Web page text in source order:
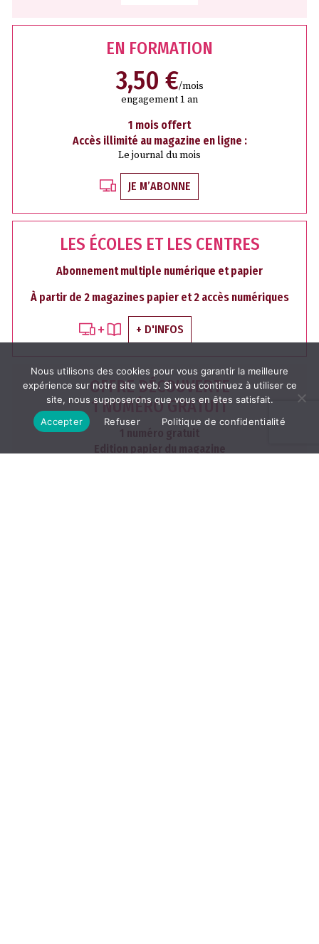
EN FORMATION
3,50 €/mois
engagement 1 an
1 mois offert
Accès illimité au magazine en ligne :
Le journal du mois
JE M’ABONNE
LES ÉCOLES ET LES CENTRES
Abonnement multiple numérique et papier
À partir de 2 magazines papier et 2 accès numériques
+ D'INFOS
OFFRE DÉCOUVERTE
1 NUMÉRO GRATUIT
1 numéro gratuit
Edition papier du magazine
Nous utilisons des cookies pour vous garantir la meilleure
expérience sur notre site web. Si vous continuez à utiliser ce
site, nous supposerons que vous en êtes satisfait.
Accepter
Refuser Politique de confidentialité